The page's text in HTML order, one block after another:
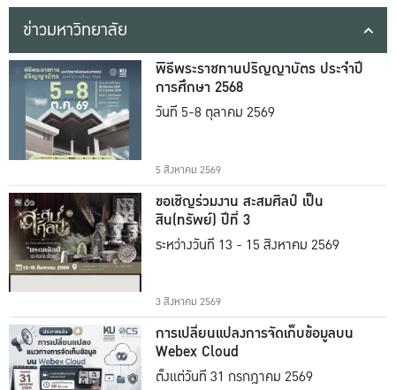
ข่าวมหาวิทยาลัย
พิธีพระราชทานปริญญาบัตร ประจำปี
การศึกษา 2568
วันที่ 5-8 ตุลาคม 2569
5 สิงหาคม 2569
ขอเชิญร่วมงาน สะสมศิลป์ เป็น
สิน(ทรัพย์) ปีที่ 3
ระหว่างวันที่ 13 - 15 สิงหาคม 2569
3 สิงหาคม 2569
การเปลี่ยนแปลงการจัดเก็บข้อมูลบน
Webex Cloud
ตั้งแต่วันที่ 31 กรกฎาคม 2569